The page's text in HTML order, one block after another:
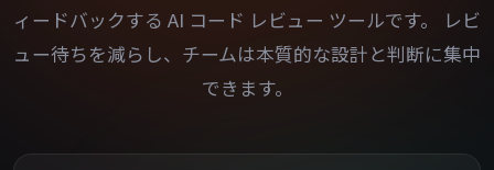
ィードバックする AI コード レビュー ツールです。
レビ
ュー待ちを減らし、チームは本質的な設計と判断に集中
できます。